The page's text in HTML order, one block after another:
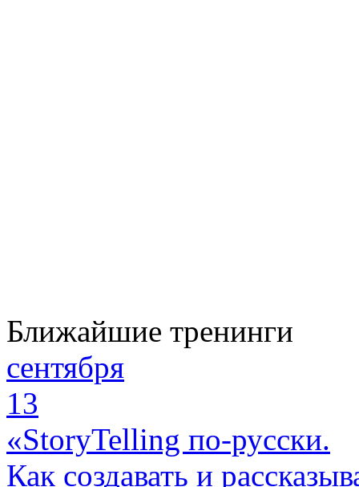
Ближайшие тренинги
сентября
13
«StoryTelling по-русски.
Как создавать и